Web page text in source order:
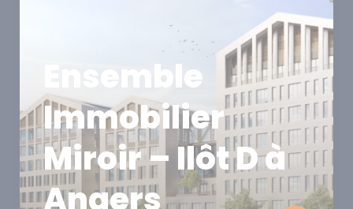
Ensemble
Immobilier
Miroir – Ilôt D à
Angers